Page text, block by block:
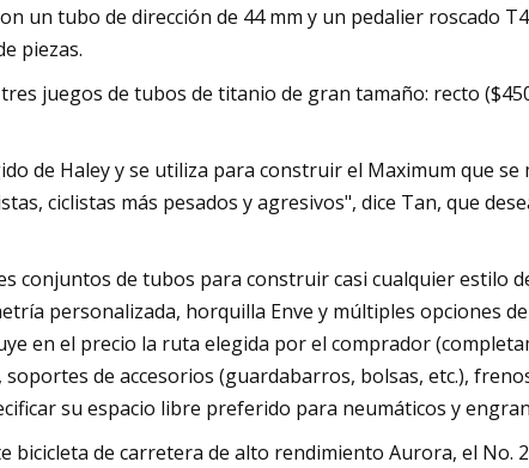
un tubo de dirección de 44 mm y un pedalier roscado
piezas.
juegos de tubos de titanio de gran tamaño: recto
de Haley y se utiliza para construir el Maximum que se
ciclistas más pesados ​​y agresivos", dice Tan, que
conjuntos de tubos para construir casi cualquier estilo
personalizada, horquilla Enve y múltiples opciones
en el precio la ruta elegida por el comprador
de accesorios (guardabarros, bolsas, etc.),
su espacio libre preferido para neumáticos y
bicicleta de carretera de alto rendimiento Aurora, el No.